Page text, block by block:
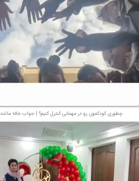
★★
چطوری کودکمون رو در مهمانی کنترل کنیم؟ | جواب خاله مائده